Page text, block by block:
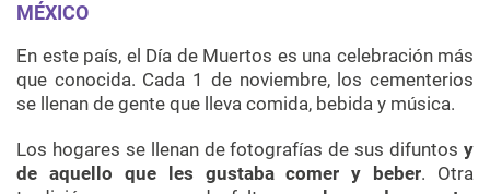
MÉXICO
En este país, el Día de Muertos es una celebración más
que conocida. Cada 1 de noviembre, los cementerios
se llenan de gente que lleva comida, bebida y música.
Los hogares se llenan de fotografías de sus difuntos y
de aquello que les gustaba comer y beber. Otra